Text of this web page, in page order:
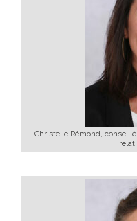
Christelle Rémond,